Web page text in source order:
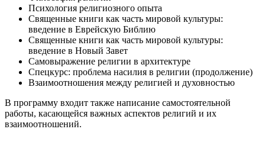
Психология религиозного опыта
Священные книги как часть мировой культуры:
введение в Еврейскую Библию
Священные книги как часть мировой культуры:
введение в Новый Завет
Самовыражение религии в архитектуре
Спецкурс: проблема насилия в религии (продолжение)
Взаимоотношения между религией и духовностью
В программу входит также написание самостоятельной
работы, касающейся важных аспектов религий и их
взаимоотношений.